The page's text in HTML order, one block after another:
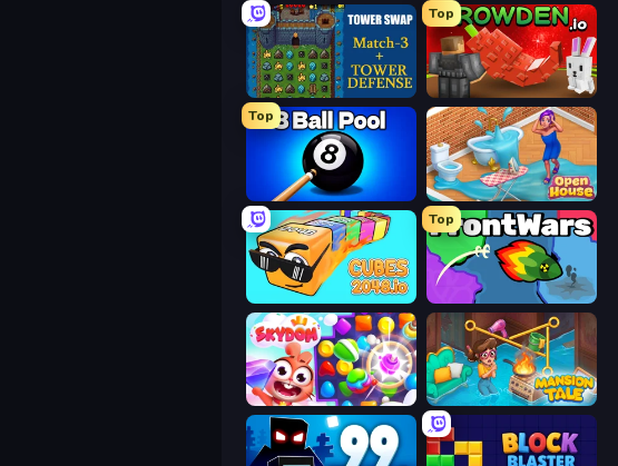
Tower Swap
Top
Grow A Garden | Growden.io
Top
Open House
Cubes 2048.io
Top
FrontWars.io
Skydom Mansion Tale: Merge Secrets